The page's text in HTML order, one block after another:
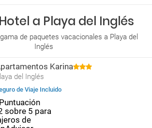
a Playa del Inglés
de paquetes vacacionales a Playa del
Inglés
Karina
del Inglés
de Viaje Incluido